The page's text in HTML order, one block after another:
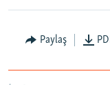
Auto
Paylaş